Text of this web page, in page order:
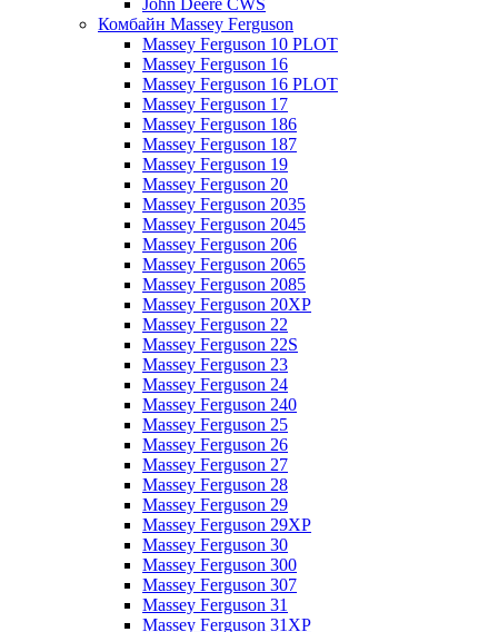
John Deere CWS
Комбайн Massey Ferguson
Massey Ferguson 10 PLOT
Massey Ferguson 16
Massey Ferguson 16 PLOT
Massey Ferguson 17
Massey Ferguson 186
Massey Ferguson 187
Massey Ferguson 19
Massey Ferguson 20
Massey Ferguson 2035
Massey Ferguson 2045
Massey Ferguson 206
Massey Ferguson 2065
Massey Ferguson 2085
Massey Ferguson 20XP
Massey Ferguson 22
Massey Ferguson 22S
Massey Ferguson 23
Massey Ferguson 24
Massey Ferguson 240
Massey Ferguson 25
Massey Ferguson 26
Massey Ferguson 27
Massey Ferguson 28
Massey Ferguson 29
Massey Ferguson 29XP
Massey Ferguson 30
Massey Ferguson 300
Massey Ferguson 307
Massey Ferguson 31
Massey Ferguson 31XP